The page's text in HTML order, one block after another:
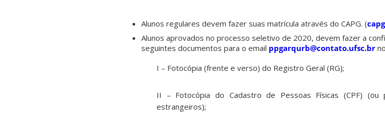
Alunos regulares devem fazer suas matrícula através do CAPG. (
Alunos aprovados no processo seletivo de 2020, devem fazer a
seguintes documentos para o email ppgarqurb@contato.ufsc.br
I – Fotocópia (frente e verso) do Registro Geral (RG);
II – Fotocópia do Cadastro de Pessoas Físicas (CPF) (ou
estrangeiros);